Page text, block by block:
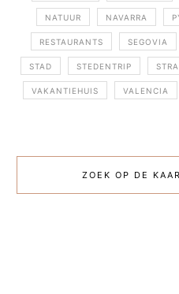
NATUUR NAVARRA
RESTAURANTS SEGOVIA
STAD STEDENTRIP
VAKANTIEHUIS VALENCIA
ZOEK OP DE